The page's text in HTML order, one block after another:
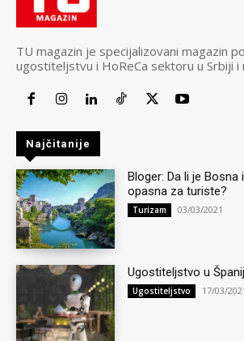
TU magazin je specijalizovani magazin
ugostiteljstvu i HoReCa sektoru u Srbiji i
Najčitanije
Bloger: Da li je Bosna
opasna za turiste?
Turizam 03/03/2021
Ugostiteljstvo u
Ugostiteljstvo 17/03/